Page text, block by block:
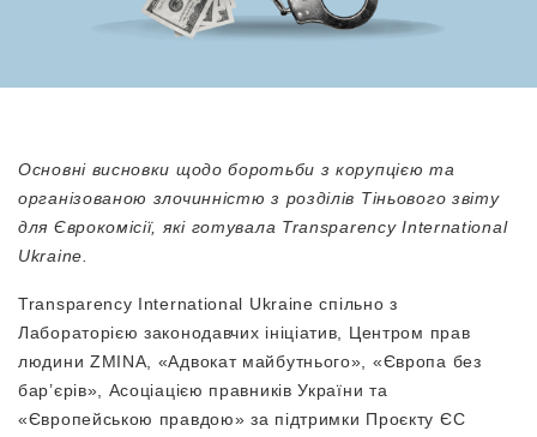
Основні висновки щодо боротьби з корупцією та
організованою злочинністю з розділів Тіньового звіту
для Єврокомісії, які готувала Transparency International
Ukraine.
Transparency International Ukraine спільно з
Лабораторією законодавчих ініціатив, Центром прав
людини ZMINA, «Адвокат майбутнього», «Європа без
бар’єрів», Асоціацією правників України та
«Європейською правдою» за підтримки Проєкту ЄС